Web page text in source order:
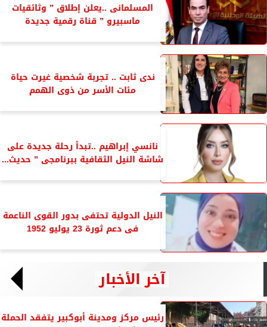
المسلمانى ..يعلن إطلاق ” وثائقيات
ماسبيرو ” قناة رقمية جديدة
ندى ثابت .. تجربة شخصية غيرت حياة
مئات الأسر من ذوى الهمم
نانسي إبراهيم ..تبدأ رحلة جديدة على
شاشة النيل الثقافية ببرنامجى ” حديث...
النيل الدولية تحتفى بدور القوى الناعمة
فى دعم ثورة 23 يوليو 1952
آخر الأخبار
رئيس مركز ومدينة أبوكبير يتفقد الحملة